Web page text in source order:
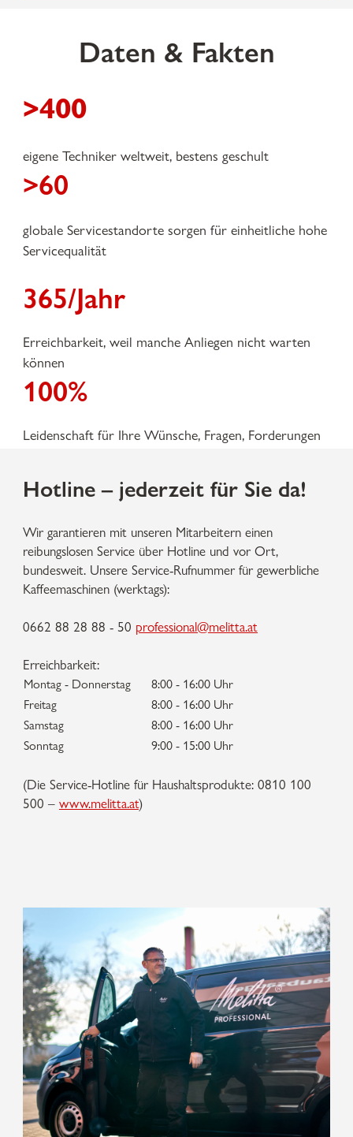
Daten & Fakten
>400
eigene Techniker weltweit, bestens geschult
>60
globale Servicestandorte sorgen für einheitliche hohe
Servicequalität
365/Jahr
Erreichbarkeit, weil manche Anliegen nicht warten
können
100%
Leidenschaft für Ihre Wünsche, Fragen, Forderungen
Hotline – jederzeit für Sie da!
Wir garantieren mit unseren Mitarbeitern einen
reibungslosen Service über Hotline und vor Ort,
bundesweit. Unsere Service-Rufnummer für gewerbliche
Kaffeemaschinen (werktags):
0662 88 28 88 - 50 professional@melitta.at
Erreichbarkeit:
Montag - Donnerstag
8:00 - 16:00 Uhr
Freitag
8:00 - 16:00 Uhr
Samstag
8:00 - 16:00 Uhr
Sonntag
9:00 - 15:00 Uhr
(Die Service-Hotline für Haushaltsprodukte: 0810 100
500 – www.melitta.at)